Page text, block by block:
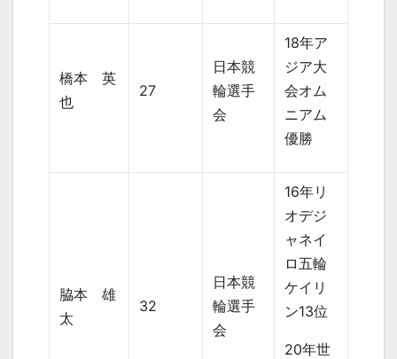
橋本 英
也
27
日本競
輪選手
会
18年ア
ジア大
会オム
ニアム
優勝
脇本 雄
太
32
日本競
輪選手
会
16年リ
オデジ
ャネイ
ロ五輪
ケイリ
ン13位
20年世